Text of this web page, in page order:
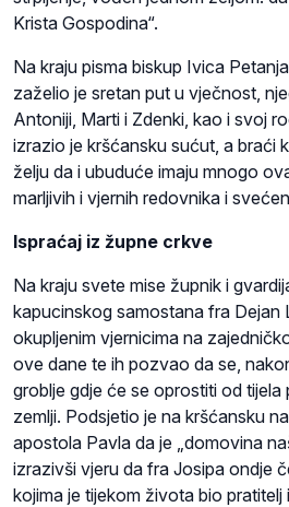
Krista Gospodina“.
Na kraju pisma biskup Ivica
zaželio je sretan put u vječnost,
Antoniji, Marti i Zdenki, kao i svoj
izrazio je kršćansku sućut, a braći
želju da i ubuduće imaju mnogo
marljivih i vjernih redovnika i
Ispraćaj iz župne crkve
Na kraju svete mise župnik i
kapucinskog samostana fra Dejan
okupljenim vjernicima na
ove dane te ih pozvao da se,
groblje gdje će se oprostiti od tijela
zemlji. Podsjetio je na kršćansku
apostola Pavla da je „domovina
izrazivši vjeru da fra Josipa ondje
kojima je tijekom života bio